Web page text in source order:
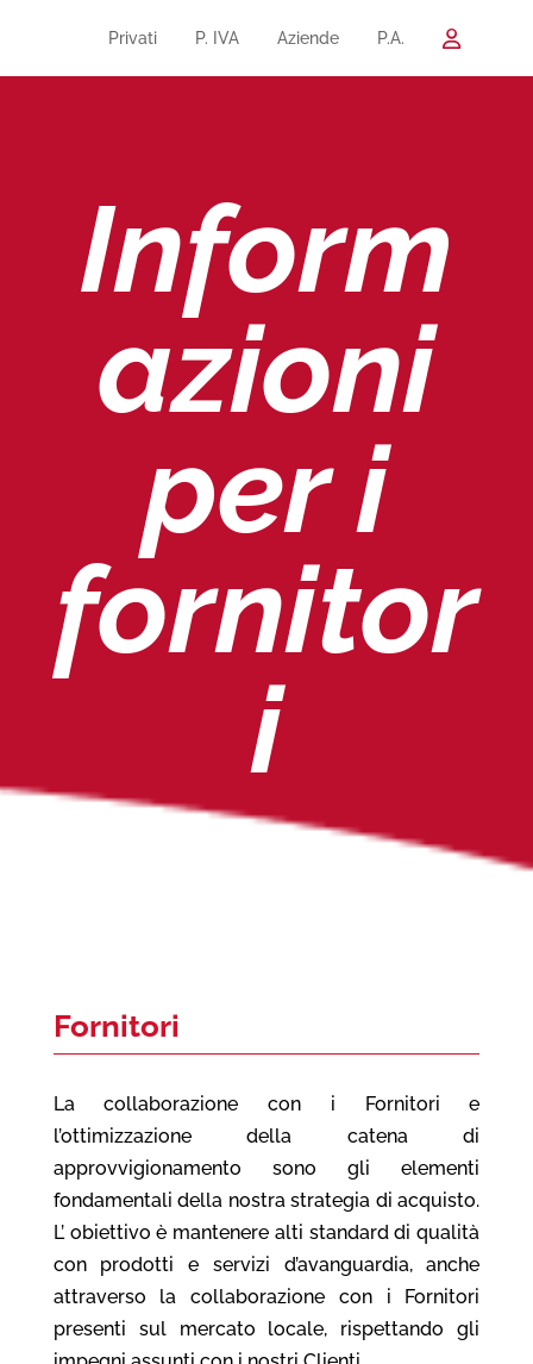
Privati P. IVA Aziende P.A.
Inform
azioni
per i
fornitor
i
Fornitori
La collaborazione con i Fornitori e
l’ottimizzazione della catena di
approvvigionamento sono gli elementi
fondamentali della nostra strategia di acquisto.
L’ obiettivo è mantenere alti standard di qualità
con prodotti e servizi d’avanguardia, anche
attraverso la collaborazione con i Fornitori
presenti sul mercato locale, rispettando gli